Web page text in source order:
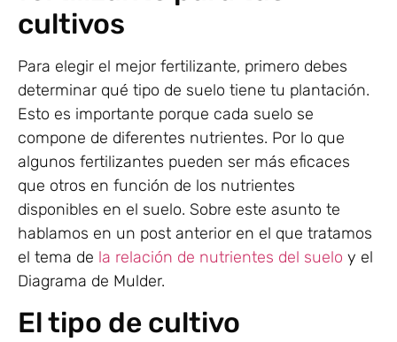
cultivos
Para elegir el mejor fertilizante, primero debes
determinar qué tipo de suelo tiene tu plantación.
Esto es importante porque cada suelo se
compone de diferentes nutrientes. Por lo que
algunos fertilizantes pueden ser más eficaces
que otros en función de los nutrientes
disponibles en el suelo. Sobre este asunto te
hablamos en un post anterior en el que tratamos
el tema de la relación de nutrientes del suelo y el
Diagrama de Mulder.
El tipo de cultivo